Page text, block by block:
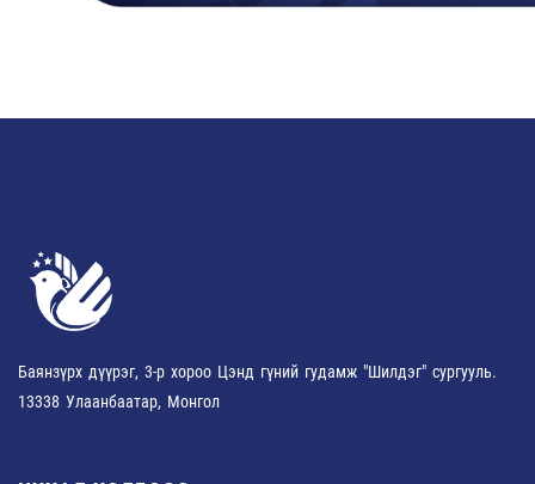
Баянзүрх дүүрэг, 3-р хороо Цэнд гүний гудамж "Шилдэг" сургууль.
13338 Улаанбаатар, Монгол